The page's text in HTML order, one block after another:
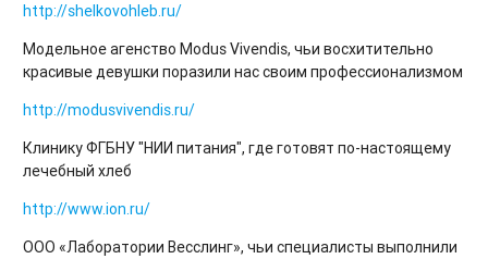
http://shelkovohleb.ru/
Модельное агенство Modus Vivendis, чьи восхитительно
красивые девушки поразили нас своим профессионализмом
http://modusvivendis.ru/
Клинику ФГБНУ "НИИ питания", где готовят по-настоящему
лечебный хлеб
http://www.ion.ru/
ООО «Лаборатории Весслинг», чьи специалисты выполнили